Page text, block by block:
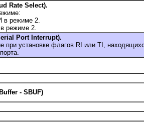
Rate Select).
в режиме 2.
режиме 2.
Port Interrupt).
при установке флагов RI или TI,
- SBUF)